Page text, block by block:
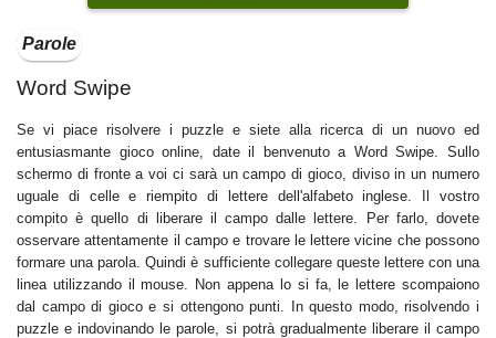
Parole
Word Swipe
Se vi piace risolvere i puzzle e siete alla ricerca di un nuovo ed
entusiasmante gioco online, date il benvenuto a Word Swipe. Sullo
schermo di fronte a voi ci sarà un campo di gioco, diviso in un numero
uguale di celle e riempito di lettere dell'alfabeto inglese. Il vostro
compito è quello di liberare il campo dalle lettere. Per farlo, dovete
osservare attentamente il campo e trovare le lettere vicine che possono
formare una parola. Quindi è sufficiente collegare queste lettere con una
linea utilizzando il mouse. Non appena lo si fa, le lettere scompaiono
dal campo di gioco e si ottengono punti. In questo modo, risolvendo i
puzzle e indovinando le parole, si potrà gradualmente liberare il campo